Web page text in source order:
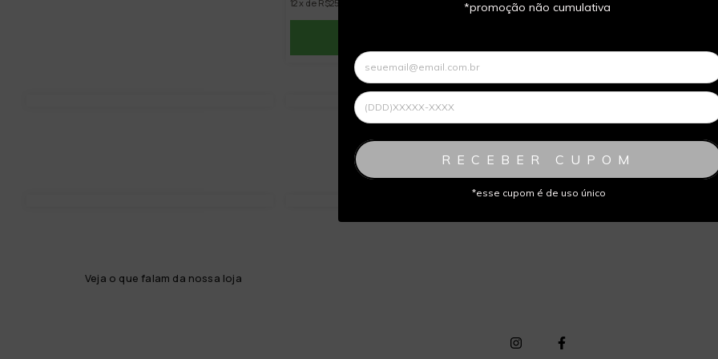
*promoção não cumulativa
RECEBER CUPOM
*esse cupom é de uso único
12 x de R$259,33 sem juros 12 x de R$398,67 sem juros
Piercing em ouro negro
diamantes negros e rodonita
Veja o que falam da nossa loja